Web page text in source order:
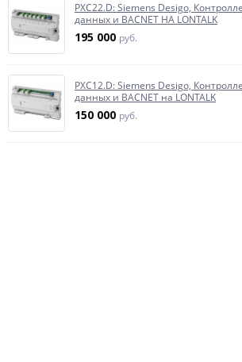
PXC22.D: Siemens Desigo,
данных и BACNET НА LONTALK
195 000 руб.
PXC12.D: Siemens Desigo,
данных и BACNET на LONTALK
150 000 руб.